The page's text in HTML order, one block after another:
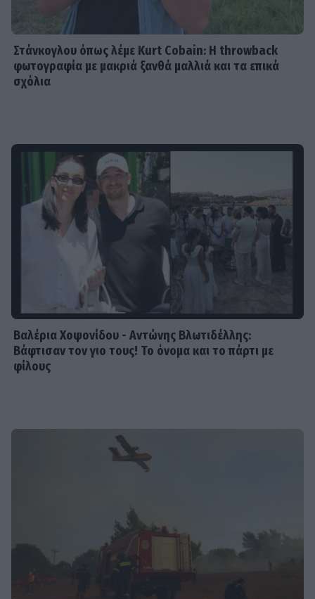
Στάνκογλου όπως λέμε Kurt Cobain: H throwback
φωτογραφία με μακριά ξανθά μαλλιά και τα επικά
σχόλια
Βαλέρια Χοψονίδου - Αντώνης Βλωτιδέλλης:
Βάφτισαν τον γιο τους! Το όνομα και το πάρτι με
φίλους